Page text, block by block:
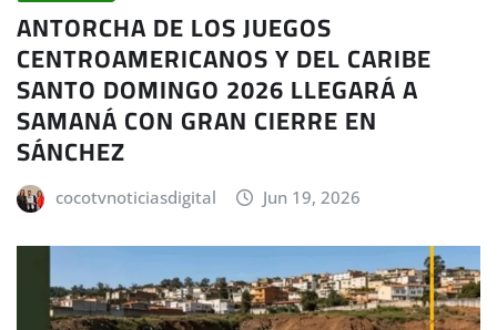
ANTORCHA DE LOS JUEGOS
CENTROAMERICANOS Y DEL CARIBE
SANTO DOMINGO 2026 LLEGARÁ A
SAMANÁ CON GRAN CIERRE EN
SÁNCHEZ
cocotvnoticiasdigital Jun 19, 2026